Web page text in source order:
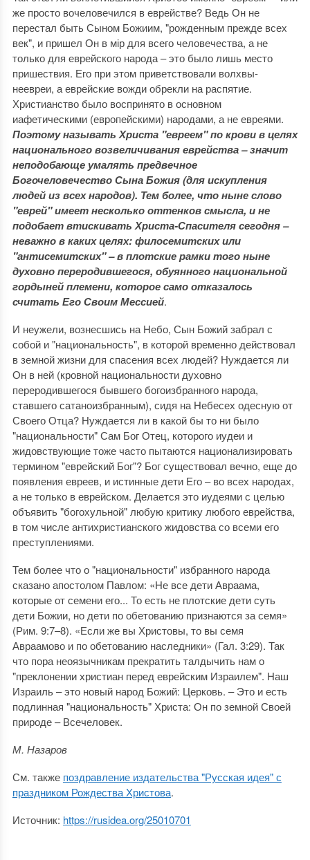
же просто вочеловечился в еврействе? Ведь Он не
перестал быть Сыном Божиим, "рожденным прежде всех
век", и пришел Он в мір для всего человечества, а не
только для еврейского народа – это было лишь место
пришествия. Его при этом приветствовали волхвы-
неевреи, а еврейские вожди обрекли на распятие.
Христианство было воспринято в основном
иафетическими (европейскими) народами, а не евреями.
Поэтому называть Христа "евреем" по крови в целях
национального возвеличивания еврейства – значит
неподобающе умалять предвечное
Богочеловечество Сына Божия (для искупления
людей из всех народов). Тем более, что ныне слово
"еврей" имеет несколько оттенков смысла, и не
подобает втискивать Христа-Спасителя сегодня –
неважно в каких целях: филосемитских или
"антисемитских" – в плотские рамки того ныне
духовно переродившегося, обуянного национальной
гордыней племени, которое само отказалось
считать Его Своим Мессией.
И неужели, вознесшись на Небо, Сын Божий забрал с
собой и "национальность", в которой временно действовал
в земной жизни для спасения всех людей? Нуждается ли
Он в ней (кровной национальности духовно
переродившегося бывшего богоизбранного народа,
ставшего сатаноизбранным), сидя на Небесех одесную от
Своего Отца? Нуждается ли в какой бы то ни было
"национальности" Сам Бог Отец, которого иудеи и
жидовствующие тоже часто пытаются национализировать
термином "еврейский Бог"? Бог существовал вечно, еще до
появления евреев, и истинные дети Его – во всех народах,
а не только в еврейском. Делается это иудеями с целью
объявить "богохульной" любую критику любого еврейства,
в том числе антихристианского жидовства со всеми его
преступлениями.
Тем более что о "национальности" избранного народа
сказано апостолом Павлом: «Не все дети Авраама,
которые от семени его... То есть не плотские дети суть
дети Божии, но дети по обетованию признаются за семя»
(Рим. 9:7–8). «Если же вы Христовы, то вы семя
Авраамово и по обетованию наследники» (Гал. 3:29). Так
что пора неоязычникам прекратить талдычить нам о
"преклонении христиан перед еврейским Израилем". Наш
Израиль – это новый народ Божий: Церковь. – Это и есть
подлинная "национальность" Христа: Он по земной Своей
природе – Всечеловек.
М. Назаров
См. также поздравление издательства "Русская идея" с
праздником Рождества Христова.
Источник: https://rusidea.org/25010701